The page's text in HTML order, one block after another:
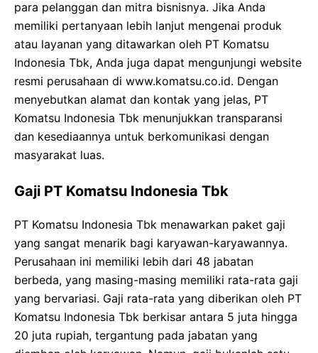
para pelanggan dan mitra bisnisnya. Jika Anda
memiliki pertanyaan lebih lanjut mengenai produk
atau layanan yang ditawarkan oleh PT Komatsu
Indonesia Tbk, Anda juga dapat mengunjungi website
resmi perusahaan di www.komatsu.co.id. Dengan
menyebutkan alamat dan kontak yang jelas, PT
Komatsu Indonesia Tbk menunjukkan transparansi
dan kesediaannya untuk berkomunikasi dengan
masyarakat luas.
Gaji PT Komatsu Indonesia Tbk
PT Komatsu Indonesia Tbk menawarkan paket gaji
yang sangat menarik bagi karyawan-karyawannya.
Perusahaan ini memiliki lebih dari 48 jabatan
berbeda, yang masing-masing memiliki rata-rata gaji
yang bervariasi. Gaji rata-rata yang diberikan oleh PT
Komatsu Indonesia Tbk berkisar antara 5 juta hingga
20 juta rupiah, tergantung pada jabatan yang